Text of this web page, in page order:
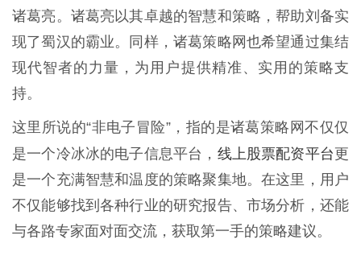
诸葛亮。诸葛亮以其卓越的智慧和策略，帮助刘备实
现了蜀汉的霸业。同样，诸葛策略网也希望通过集结
现代智者的力量，为用户提供精准、实用的策略支
持。
这里所说的“非电子冒险”，指的是诸葛策略网不仅仅
是一个冷冰冰的电子信息平台， 线上股票配资平台更
是一个充满智慧和温度的策略聚集地。在这里，用户
不仅能够找到各种行业的研究报告、市场分析，还能
与各路专家面对面交流，获取第一手的策略建议。